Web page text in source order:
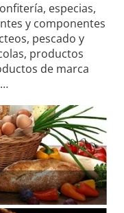
especias,
y componentes
pescado y
productos
de marca